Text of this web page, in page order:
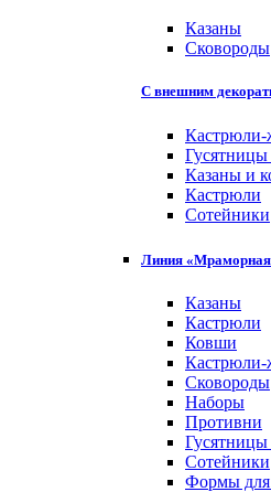
Казаны
Сковороды
С внешним
Кастрюли-
Казаны и
Кастрюли
Сотейники
Линия
Казаны
Кастрюли
Ковши
Кастрюли-
Сковороды
Наборы
Противни
Сотейники
Формы